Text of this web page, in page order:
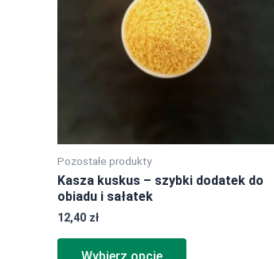
Pozostałe produkty
Kasza kuskus – szybki dodatek do
obiadu i sałatek
12,40 zł
Wybierz opcje
wariantów.
Opcje
można
wybrać